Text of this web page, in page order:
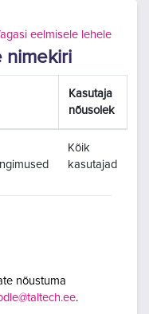
eelmisele lehele
nimekiri
Kasutaja
nõusolek
Kõik
kasutajad
nõustuma
.